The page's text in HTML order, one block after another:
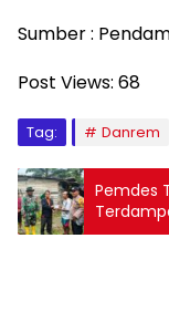
Sumber :
Post Views: 68
Tag: Danrem
Pemdes